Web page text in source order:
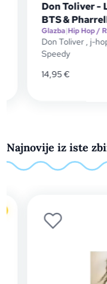
Don Toliver -
BTS & Pharrell
Glazba|Hip Hop / Rap
Don Toliver,j-hope,
Speedy
14,95€
Najnovije iz iste